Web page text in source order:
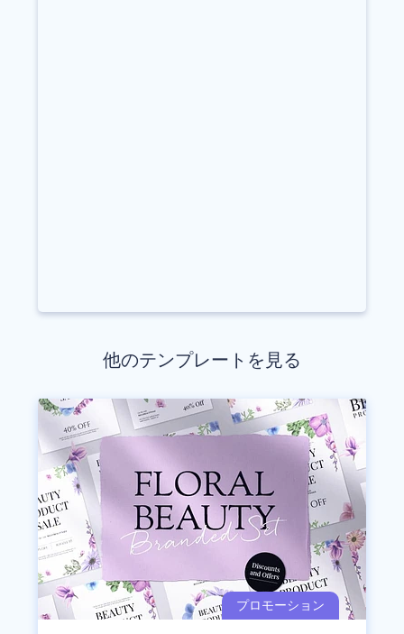
他のテンプレートを見る